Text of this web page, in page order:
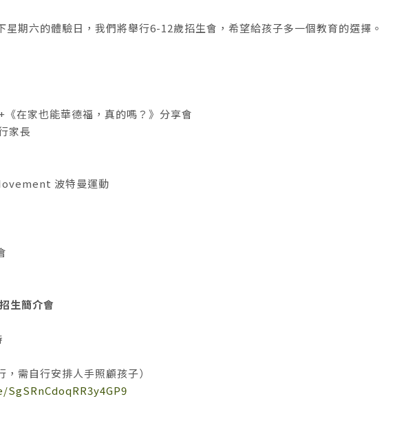
星期六的體驗日，我們將舉行6-12歲招生會，希望給孩子多一個教育的選擇。
在家也能華德福，真的嗎？》分享會
家長
波特曼運動
生簡介會
需自行安排人手照顧孩子）